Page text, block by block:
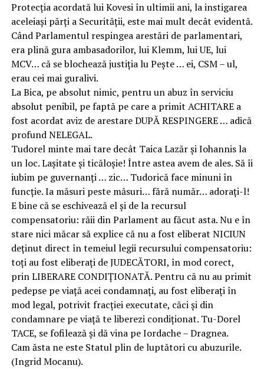
Protecția acordată lui Kovesi în ultimii ani, la instigarea
aceleiași părți a Securității, este mai mult decât evidentă.
Când Parlamentul respingea arestări de parlamentari,
era plină gura ambasadorilor, lui Klemm, lui UE, lui
MCV… că se blochează justiția lu Pește … ei, CSM – ul,
erau cei mai guralivi.
La Bica, pe absolut nimic, pentru un abuz în serviciu
absolut penibil, pe faptă pe care a primit ACHITARE a
fost acordat aviz de arestare DUPĂ RESPINGERE … adică
profund NELEGAL.
Tudorel minte mai tare decât Taica Lazăr și Iohannis la
un loc. Lașitate și ticăloșie! Între astea avem de ales. Să îi
iubim pe guvernanți … zic… Tudorică face minuni în
funcție. Ia măsuri peste măsuri… fără număr… adorați-l!
E bine că se eschivează el și de la recursul
compensatoriu: răii din Parlament au făcut asta. Nu e în
stare nici măcar să explice că nu a fost eliberat NICIUN
deținut direct în temeiul legii recursului compensatoriu:
toți au fost eliberați de JUDECĂTORI, în mod corect,
prin LIBERARE CONDIȚIONATĂ. Pentru că nu au primit
pedepse pe viață acei condamnați, au fost eliberați în
mod legal, potrivit fracției executate, căci și din
condamnare pe viață te liberezi condiționat. Tu-Dorel
TACE, se fofilează și dă vina pe Iordache – Dragnea.
Cam ăsta ne este Statul plin de luptători cu abuzurile.
(Ingrid Mocanu).